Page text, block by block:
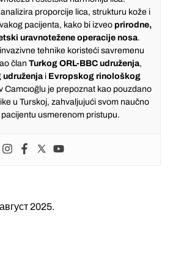
proporcije lica, strukturu kože i
pacijenta, kako bi izveo prirodne,
uravnotežene operacije nosa.
tehnike koristeći savremenu
član Turkog ORL-BBC udruženja,
i Evropskog rinološkog
Camcıoğlu je prepoznat kao pouzdano
u Turskoj, zahvaljujući svom naučno
usmerenom pristupu.
2025.